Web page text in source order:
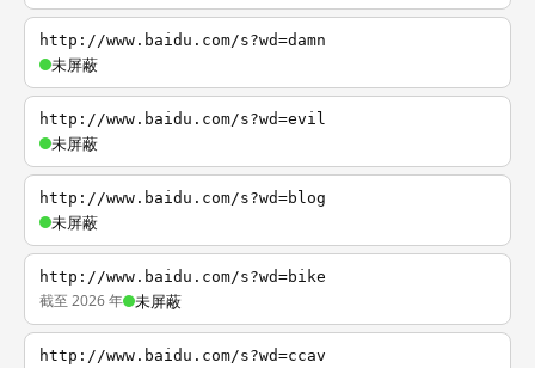
http://www.baidu.com/s?wd=damn
未屏蔽
http://www.baidu.com/s?wd=evil
未屏蔽
http://www.baidu.com/s?wd=blog
未屏蔽
http://www.baidu.com/s?wd=bike
截至 2026 年 未屏蔽
http://www.baidu.com/s?wd=ccav